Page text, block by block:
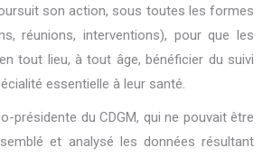
son action, sous toutes les formes
réunions, interventions), pour que les
tout lieu, à tout âge, bénéficier du suivi
essentielle à leur santé.
présidente du CDGM, qui ne pouvait être
et analysé les données résultant